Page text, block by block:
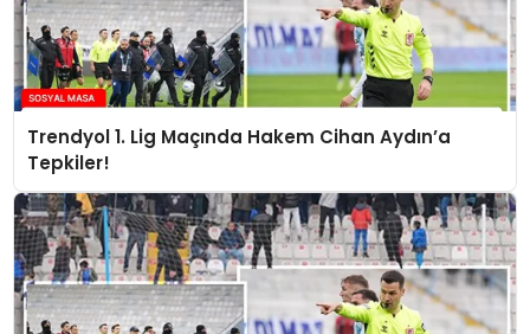
Trendyol 1. Lig Maçında Hakem Cihan Aydın’a
Tepkiler!